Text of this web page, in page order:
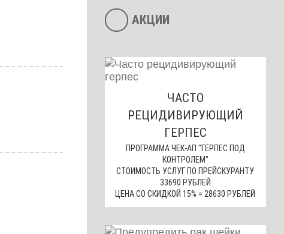
АКЦИИ
ЧАСТО
РЕЦИДИВИРУЮЩИЙ
ГЕРПЕС
ПРОГРАММА ЧЕК-АП "ГЕРПЕС ПОД
КОНТРОЛЕМ"
СТОИМОСТЬ УСЛУГ ПО ПРЕЙСКУРАНТУ
33690 РУБЛЕЙ
ЦЕНА СО СКИДКОЙ 15% = 28630 РУБЛЕЙ